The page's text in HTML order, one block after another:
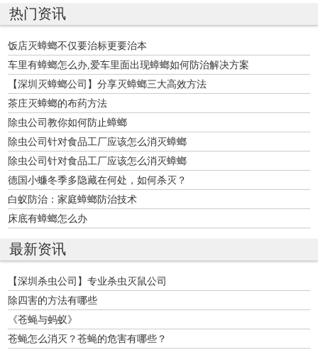
热门资讯
饭店灭蟑螂不仅要治标更要治本
车里有蟑螂怎么办,爱车里面出现蟑螂如何防治解决方案
【深圳灭蟑螂公司】分享灭蟑螂三大高效方法
茶庄灭蟑螂的布药方法
除虫公司教你如何防止蟑螂
除虫公司针对食品工厂应该怎么消灭蟑螂
除虫公司针对食品工厂应该怎么消灭蟑螂
德国小蠊冬季多隐藏在何处，如何杀灭？
白蚁防治：家庭蟑螂防治技术
床底有蟑螂怎么办
最新资讯
【深圳杀虫公司】专业杀虫灭鼠公司
除四害的方法有哪些
《苍蝇与蚂蚁》
苍蝇怎么消灭？苍蝇的危害有哪些？